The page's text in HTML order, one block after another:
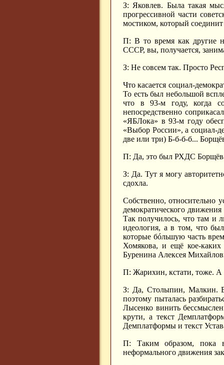
З: Яковлев. Была такая
прогрессивной части
мостиком, который
П: В то время как другие
СССР, вы, получается,
З: Не совсем так. Просто
Что касается социал-
То есть был небольшой
что в 93-м году, когда
непосредственно
«ЯБЛока» в 93-м году
«Выбор России», а социал-
две или три) Б-б-б-б...
П: Да, это был РХДС
З: Да. Тут я могу
сдохла.
Собственно, относительно
демократического
Так получилось, что там и
идеология, а в том, что
которые бóльшую часть
Хомякова, и ещё кое-
Буренина Алексея
П: Жарихин, кстати, тоже. А
З: Да, Столыпин, Малкин. В
поэтому пыталась
Лысенко винить
крути, а текст
Демплатформы и текст
П: Таким образом, пока
неформального движения